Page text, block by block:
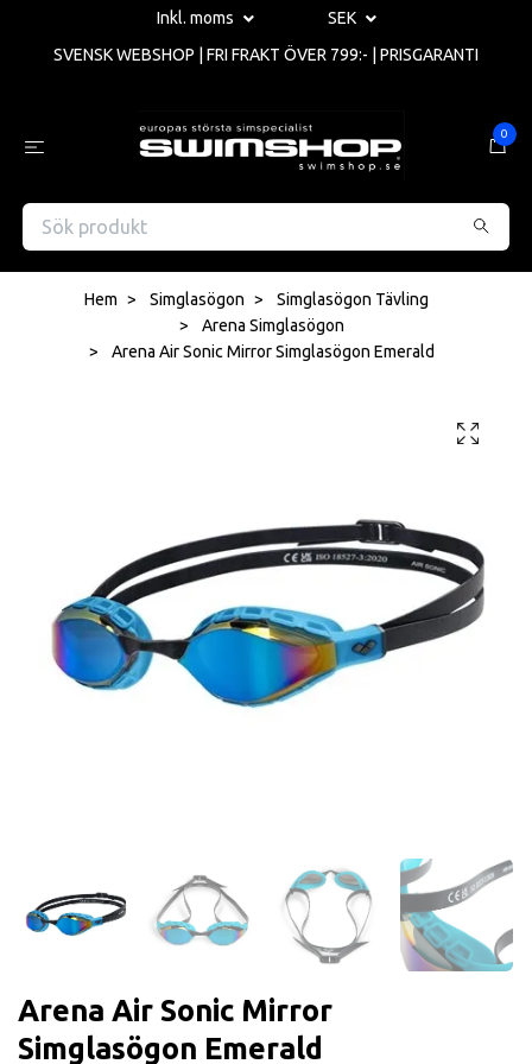
Inkl. moms
SEK
SVENSK WEBSHOP | FRI FRAKT ÖVER 799:- | PRISGARANTI
0
Hem Simglasögon
Simglasögon Tävling
Arena Simglasögon
Arena Air Sonic Mirror Simglasögon Emerald
Arena Air Sonic Mirror
Simglasögon Emerald